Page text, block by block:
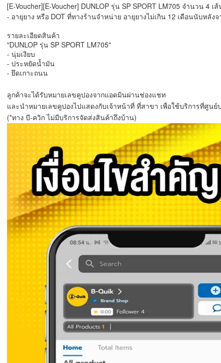
[E-Voucher][E-Voucher] DUNLOP รุ่น SP SPORT LM705 จำนวน 4 เ
- อายุยาง หรือ DOT ที่ทางร้านจำหน่าย อายุยางไม่เกิน 12 เดือนนับหลัง
รายละเอียดสินค้า
"DUNLOP รุ่น SP SPORT LM705"
- นุ่มเงียบ
- ประหยัดน้ำมัน
- ยึดเกาะถนน
ลูกค้าจะได้รับหมายเลขคูปองจากแอดมินผ่านช่องแชท
และนำหมายเลขคูปองไปแสดงกับเจ้าหน้าที่ ที่สาขา เพื่อใช้บริการที่ศูน
(*ทาง บี-ควิก ไม่มีบริการจัดส่งสินค้าถึงบ้าน)